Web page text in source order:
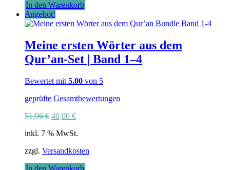
In den Warenkorb
Angebot!
Meine ersten Wörter aus dem
Qur’an-Set | Band 1–4
Bewertet mit 5.00 von 5
geprüfte Gesamtbewertungen
51,96€ Ursprünglicher
war:
40,00 €Aktueller
ist:
inkl. 7 % MwSt.
zzgl. Versandkosten
In den Warenkorb